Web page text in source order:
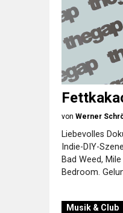
von Werner
Liebevolles
Indie-DIY-
Bad Weed,
Bedroom.
Musik & Club